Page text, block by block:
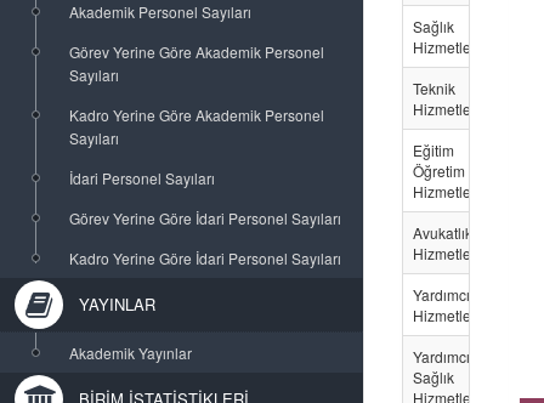
Akademik Personel Sayıları
Görev Yerine Göre Akademik Personel
Sayıları
Kadro Yerine Göre Akademik Personel
Sayıları
İdari Personel Sayıları
Görev Yerine Göre İdari Personel Sayıları
Kadro Yerine Göre İdari Personel Sayıları
YAYINLAR
Akademik Yayınlar
Sağlık
Hizmetleri
Teknik
Hizmetler
Eğitim
Öğretim
Hizmetleri
Avukatlık
Hizmetleri
Yardımcı
Hizmetler
Yardımcı
Sağlık
Hizmetleri